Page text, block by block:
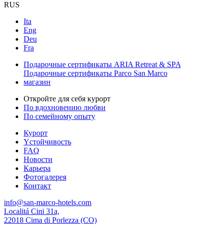
RUS
Ita
Eng
Deu
Fra
Подарочные сертификаты ARIA Retreat & SPA
Подарочные сертификаты Parco San Marco
магазин
Откройте для себя курорт
По вдохновению любви
По семейному опыту
Курорт
Yстойчивость
FAQ
Новости
Карьера
Фотогалерея
Контакт
info@san-marco-hotels.com
Localitá Cini 31a,
22018 Cima di Porlezza (CO)